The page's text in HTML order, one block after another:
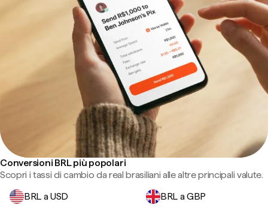
Conversioni BRL più popolari
Scopri i tassi di cambio da real brasiliani alle altre principali valute.
BRL a USD
BRL a GBP